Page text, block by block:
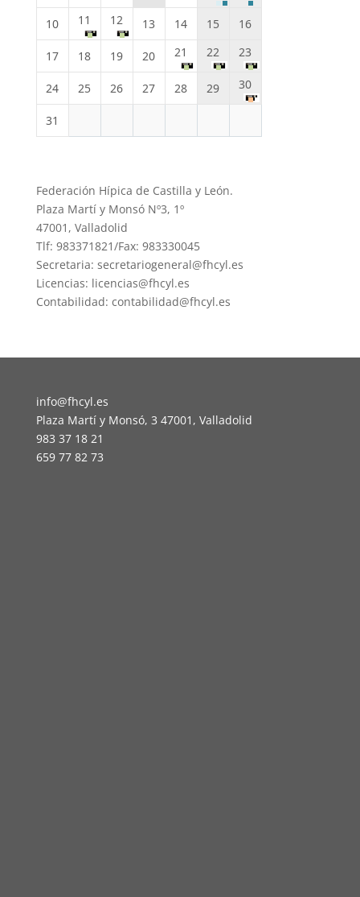
10 11 12 13 14 15 16
17 18 19 20 21 22 23
24 25 26 27 28 29 30
31
Federación Hípica de Castilla y León.
Plaza Martí y Monsó Nº3, 1º
47001, Valladolid
Tlf: 983371821/Fax: 983330045
Secretaria: secretariogeneral@fhcyl.es
Licencias: licencias@fhcyl.es
Contabilidad: contabilidad@fhcyl.es
info@fhcyl.es
Plaza Martí y Monsó, 3 47001, Valladolid
983 37 18 21
659 77 82 73